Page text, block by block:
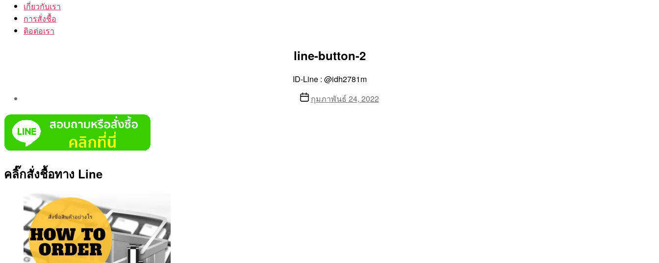
เกี่ยวกับเรา
การสั่งชื้อ
ติอต่อเรา
line-button-2
ID-Line : @idh2781m
Aea
Postกุมภาพันธ์ 24, 2022
คลิ๊กสั่งชื้อทาง Line